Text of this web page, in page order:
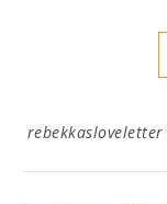
rebekkasloveletter